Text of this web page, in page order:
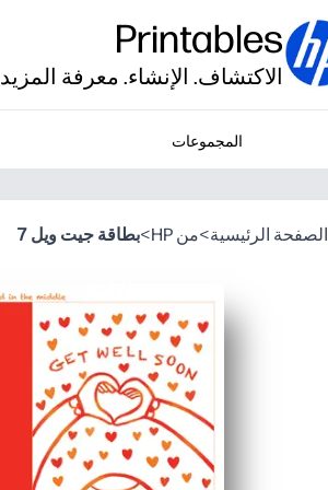
Printables
الاكتشاف. الإنشاء. معرفة
المجموعات
الصفحة الرئيسية>من HP >بطاقة جيت ويل 7